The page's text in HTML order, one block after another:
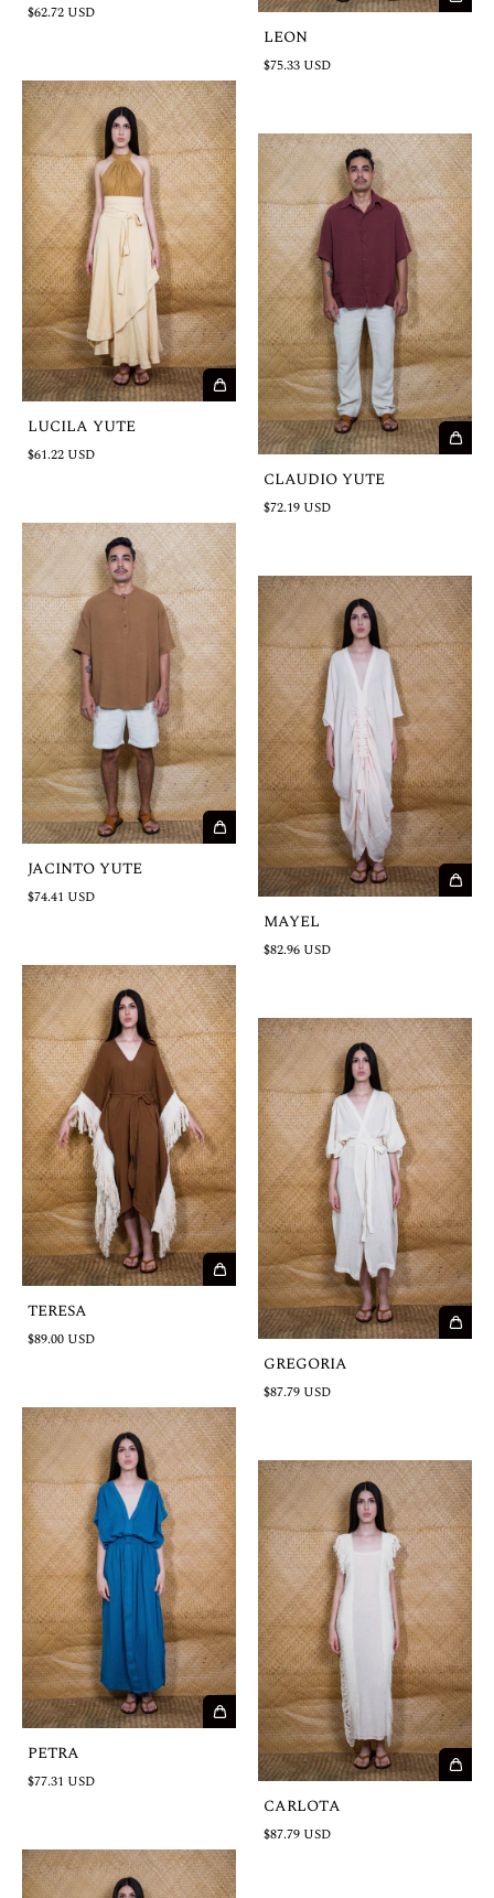
$62.72 USD
LEON
$75.33 USD
LUCILA YUTE
$61.22 USD
CLAUDIO YUTE
$72.19 USD
JACINTO YUTE
$74.41 USD
MAYEL
$82.96 USD
TERESA
$89.00 USD
GREGORIA
$87.79 USD
PETRA
$77.31 USD
CARLOTA
$87.79 USD